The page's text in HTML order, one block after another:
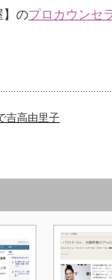
】のプロカウンセ
吉高由里子